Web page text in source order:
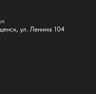
ул. Ленина 104